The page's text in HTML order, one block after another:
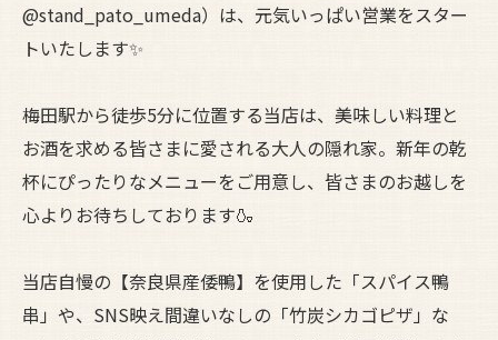
@stand_pato_umeda）は、元気いっぱい営業をスター
トいたします✨
梅田駅から徒歩5分に位置する当店は、美味しい料理と
お酒を求める皆さまに愛される大人の隠れ家。新年の乾
杯にぴったりなメニューをご用意し、皆さまのお越しを
心よりお待ちしております🍶
当店自慢の【奈良県産倭鴨】を使用した「スパイス鴨
串」や、SNS映え間違いなしの「竹炭シカゴピザ」な